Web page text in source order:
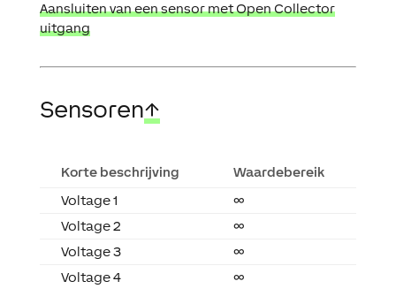
Aansluiten van een sensor met Open Collector
uitgang
Sensoren↑
Korte beschrijving
Waardebereik
Voltage 1
∞
Voltage 2
∞
Voltage 3
∞
Voltage 4
∞